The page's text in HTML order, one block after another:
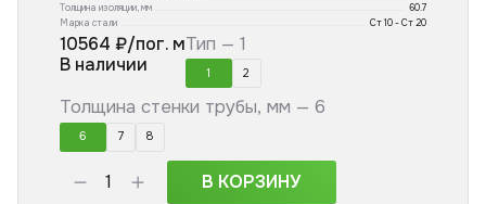
Толщина изоляции, мм
60.7
Марка стали
Ст 10 - Ст 20
10564 ₽/пог. м
В наличии
Тип — 1
1 2
Толщина стенки трубы, мм — 6
6 7 8
В КОРЗИНУ